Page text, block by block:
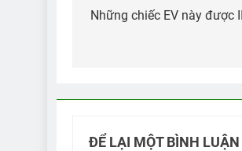
hướng
Những chiếc EV này được
ĐỂ LẠI MỘT BÌNH LUẬN